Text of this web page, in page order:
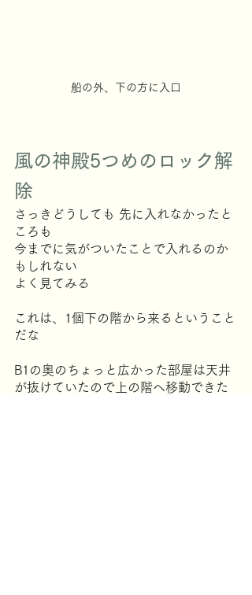
船の外、下の方に入口
風の神殿5つめのロック解
除
さっきどうしても 先に入れなかったと
ころも
今までに気がついたことで入れるのか
もしれない
よく見てみる
これは、1個下の階から来るということ
だな
B1の奥のちょっと広かった部屋は天井
が抜けていたので上の階へ移動できた